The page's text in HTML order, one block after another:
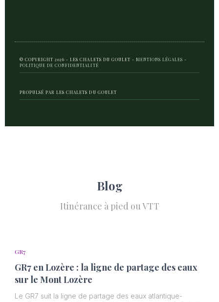
© COPYRIGHT 2026 - LES CHALETS DU GOULET - MENTIONS LÉGALES -
POLITIQUE DE CONFIDENTIALITÉ
PROPULSÉ PAR LES CHALETS DU GOULET
Blog
Itinérance à pied ou VTT
GR7
GR7 en Lozère : la ligne de partage des eaux
sur le Mont Lozère
Le GR7 suit la ligne de partage des eaux atlantique-